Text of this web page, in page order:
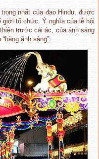
nhất của đạo Hindu, được
giới tổ chức. Ý nghĩa của lễ hội
trước cái ác, của ánh sáng
ánh sáng”.